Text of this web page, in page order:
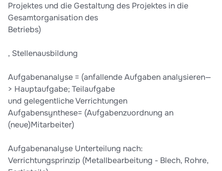
Projektes und die Gestaltung des Projektes in die
Gesamtorganisation des
Betriebs)
, Stellenausbildung
Aufgabenanalyse = (anfallende Aufgaben analysieren—
> Hauptaufgabe; Teilaufgabe
und gelegentliche Verrichtungen
Aufgabensynthese= (Aufgabenzuordnung an
(neue)Mitarbeiter)
Aufgabenanalyse Unterteilung nach:
Verrichtungsprinzip (Metallbearbeitung - Blech, Rohre,